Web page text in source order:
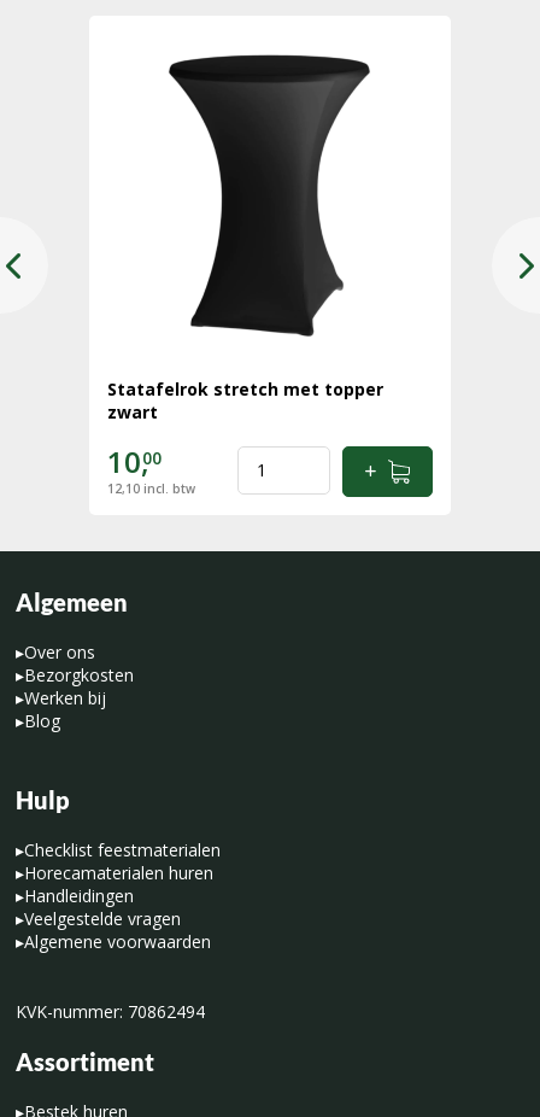
Statafelrok stretch met topper
zwart
10,00
12,10 incl. btw
Algemeen
▸Over ons
▸Bezorgkosten
▸Werken bij
▸Blog
Hulp
▸Checklist feestmaterialen
▸Horecamaterialen huren
▸Handleidingen
▸Veelgestelde vragen
▸Algemene voorwaarden
KVK-nummer: 70862494
Assortiment
▸Bestek huren